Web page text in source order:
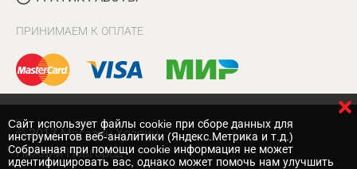
ПРИНИМАЕМ К ОПЛАТЕ
© 2017 Магазин Хозяин
Нижний Новгород
Cайт использует файлы cookie при сборе данных для
инструментов веб-аналитики (Яндекс.Метрика и т.д.)
Собранная при помощи cookie информация не может
идентифицировать вас, однако может помочь нам улучшить